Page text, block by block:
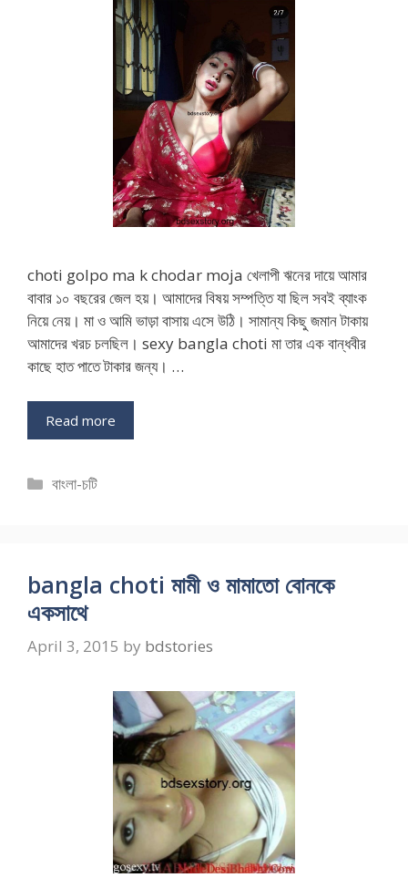
choti golpo ma k chodar moja খেলাপী ঋনের দায়ে আমার
বাবার ১০ বছরের জেল হয়। আমাদের বিষয় সম্পত্তি যা ছিল সবই ব্যাংক
নিয়ে নেয়। মা ও আমি ভাড়া বাসায় এসে উঠি। সামান্য কিছু জমান টাকায়
আমাদের খরচ চলছিল। sexy bangla choti মা তার এক বান্ধবীর
কাছে হাত পাতে টাকার জন্য। …
Read more
Categories
বাংলা-চটি
bangla choti মামী ও মামাতো বোনকে
একসাথে
April 3, 2015 by bdstories